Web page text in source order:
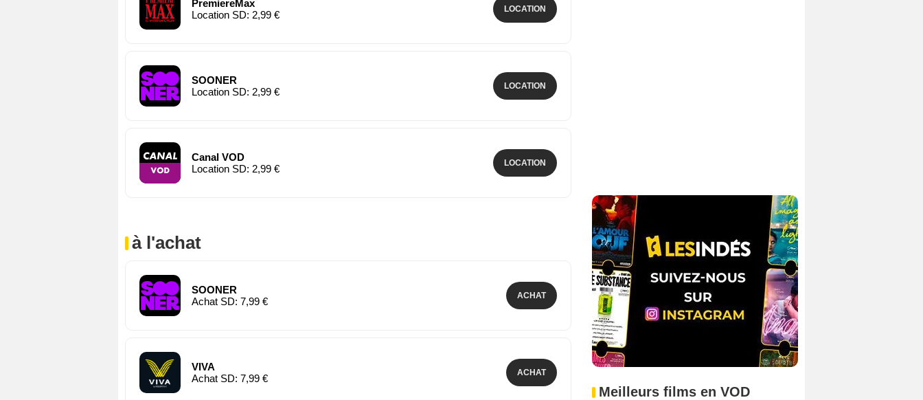
PremiereMax
Location SD: 2,99 €
LOCATION
SOONER
Location SD: 2,99 €
LOCATION
Canal VOD
Location SD: 2,99 €
LOCATION
à l'achat
SOONER
Achat SD: 7,99 €
ACHAT
VIVA
Achat SD: 7,99 €
ACHAT
Meilleurs films en VOD